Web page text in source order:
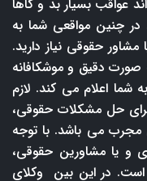
عواقب بسیار بد و گاها
در چنین مواقعی شما به
حقوقی نیاز دارید.
دقیق و موشکافانه
شما اعلام می کند. لازم
حل مشکلات حقوقی،
مجرب می باشد. با توجه
و یا مشاورین حقوقی،
است. در این بین وکلای